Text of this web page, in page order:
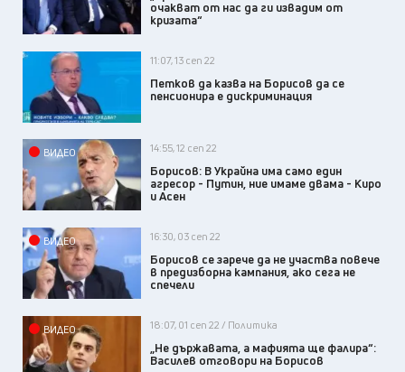
очакват от нас да ги извадим от
кризата“
11:07, 13 сеп 22
Петков да казва на Борисов да се
пенсионира е дискриминация
ВИДЕО 14:55, 12 сеп 22
Борисов: В Украйна има само един
агресор - Путин, ние имаме двама - Киро
и Асен
ВИДЕО 16:30, 03 сеп 22
Борисов се зарече да не участва повече
в предизборна кампания, ако сега не
спечели
ВИДЕО 18:07, 01 сеп 22 / Политика
„Не държавата, а мафията ще фалира“:
Василев отговори на Борисов